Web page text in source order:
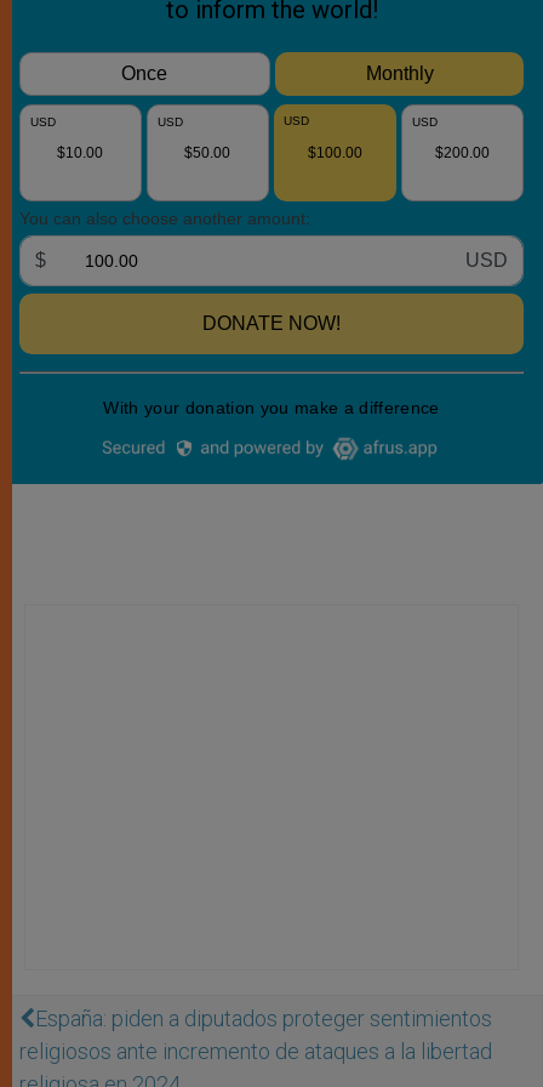
España: piden a diputados proteger sentimientos
religiosos ante incremento de ataques a la libertad